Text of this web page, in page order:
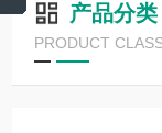
产品分类
PRODUCT